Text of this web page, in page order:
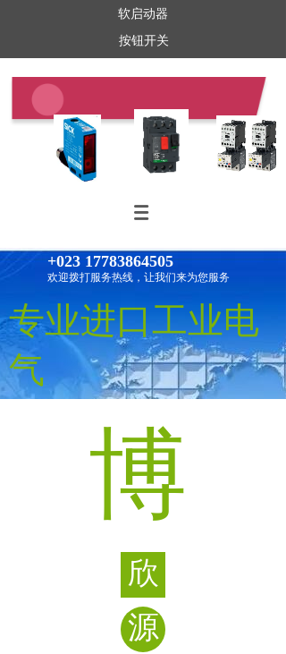
按钮开关
软启动器
+023 17783864505
欢迎拨打服务热线，让我们来为您服务
专业进口工业电
气
博
欣
源